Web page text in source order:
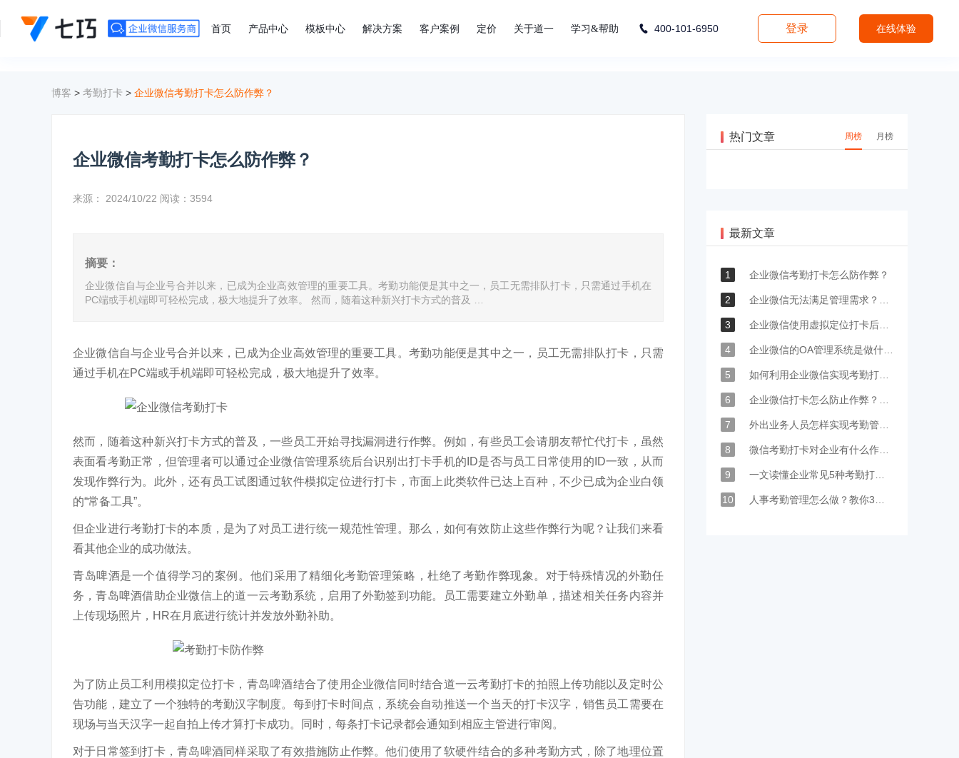
首页 产品中心 模板中心 解决方案 客户案例 定价 关于道一 学习&帮助 400-101-6950 登录 在线体验
博客 > 考勤打卡 > 企业微信考勤打卡怎么防作弊？
企业微信考勤打卡怎么防作弊？
来源： 2024/10/22 阅读：3594
摘要：
企业微信自与企业号合并以来，已成为企业高效管理的重要工具。考勤功能便是其中之一，员工无需排队打卡，只需通过手机在
PC端或手机端即可轻松完成，极大地提升了效率。 然而，随着这种新兴打卡方式的普及 …
企业微信自与企业号合并以来，已成为企业高效管理的重要工具。考勤功能便是其中之一，员工无需排队打卡，只需
通过手机在PC端或手机端即可轻松完成，极大地提升了效率。
然而，随着这种新兴打卡方式的普及，一些员工开始寻找漏洞进行作弊。例如，有些员工会请朋友帮忙代打卡，虽然
表面看考勤正常，但管理者可以通过企业微信管理系统后台识别出打卡手机的ID是否与员工日常使用的ID一致，从而
发现作弊行为。此外，还有员工试图通过软件模拟定位进行打卡，市面上此类软件已达上百种，不少已成为企业白领
的“常备工具”。
但企业进行考勤打卡的本质，是为了对员工进行统一规范性管理。那么，如何有效防止这些作弊行为呢？让我们来看
看其他企业的成功做法。
青岛啤酒是一个值得学习的案例。他们采用了精细化考勤管理策略，杜绝了考勤作弊现象。对于特殊情况的外勤任
务，青岛啤酒借助企业微信上的道一云考勤系统，启用了外勤签到功能。员工需要建立外勤单，描述相关任务内容并
上传现场照片，HR在月底进行统计并发放外勤补助。
为了防止员工利用模拟定位打卡，青岛啤酒结合了使用企业微信同时结合道一云考勤打卡的拍照上传功能以及定时公
告功能，建立了一个独特的考勤汉字制度。每到打卡时间点，系统会自动推送一个当天的打卡汉字，销售员工需要在
现场与当天汉字一起自拍上传才算打卡成功。同时，每条打卡记录都会通知到相应主管进行审阅。
对于日常签到打卡，青岛啤酒同样采取了有效措施防止作弊。他们使用了软硬件结合的多种考勤方式，除了地理位置
热门文章 周榜 月榜
最新文章
1 企业微信考勤打卡怎么防作弊？
2 企业微信无法满足管理需求？让这款在线办公软件来助力！
3 企业微信使用虚拟定位打卡后台会发现吗?企业微信打卡签到能破解吗？
4 企业微信的OA管理系统是做什么的？
5 如何利用企业微信实现考勤打卡管理？
6 企业微信打卡怎么防止作弊？看看其他企业是怎么做的
7 外出业务人员怎样实现考勤管理？
8 微信考勤打卡对企业有什么作用和优势?
9 一文读懂企业常见5种考勤打卡方式
10 人事考勤管理怎么做？教你3个方法